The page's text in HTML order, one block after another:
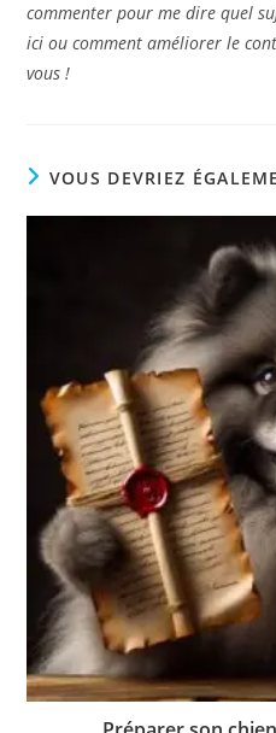
commenter pour me dire quel
ici ou comment améliorer le
vous !
VOUS DEVRIEZ